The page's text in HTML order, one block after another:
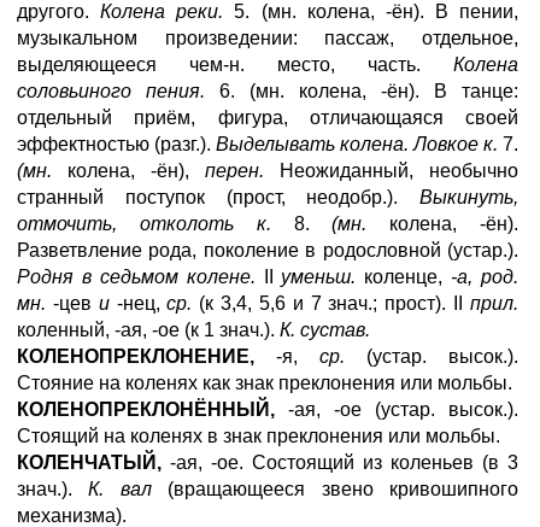
другого.Колена реки. 5. (мн. колена, -ён). В пении,
музыкальном произведении: пассаж, отдельное,
выделяющееся чем-н. место, часть. Колена
соловьиного пения. 6. (мн. колена, -ён). В танце:
отдельный приём, фигура, отличающаяся своей
эффектностью (разг.). Выделывать колена. Ловкое к. 7.
(мн. колена, -ён), перен. Неожиданный, необычно
странный поступок (прост, неодобр.). Выкинуть,
отмочить, отколоть к. 8.(мн. колена, -ён).
Разветвление рода, поколение в родословной (устар.).
Родня в седьмом колене.
уменьш. коленце, -а, род.
мн. -цев и-нец,ср. (к 3,4, 5,6 и 7 знач.; прост). IIприл.
коленный, -ая, -ое (к 1 знач.). К. сустав.
КОЛЕНОПРЕКЛОНЕНИЕ, -я, ср. (устар. высок.).
Стояние на коленях как знак преклонения или мольбы.
КОЛЕНОПРЕКЛОНЁННЫЙ, -ая, -ое (устар. высок.).
Стоящий на коленях в знак преклонения или мольбы.
КОЛЕНЧАТЫЙ, -ая, -ое. Состоящий из коленьев (в 3
знач.).К. вал(вращающееся звено кривошипного
механизма).